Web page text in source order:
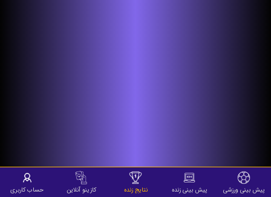
پیش بینی ورزشی پیش بینی زنده نتایج زنده کازینو آنلاین حساب کاربری